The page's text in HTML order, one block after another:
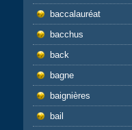
baccalauréat
bacchus
back
bagne
baignières
bail